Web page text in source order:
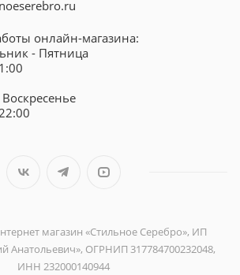
онлайн-магазина:
- Пятница
магазин «Стильное Серебро», ИП
Анатольевич», ОГРНИП 317784700232048,
ИНН 232000140944